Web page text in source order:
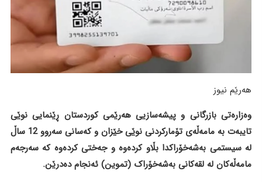
هەرێم نیوز
وەزارەتی بازرگانی و پیشەسازیی هەرێمی کوردستان ڕێنمایی نوێی
تایبەت بە مامەڵەی تۆمارکردنی نوێی خێزان و کەسانی سەروو 12 ساڵ
لە سیستمی بەشەخۆراکدا بڵاو کردەوە و جەختی کردەوە کە سەرجەم
مامەڵەکان لە لقەکانی بەشەخۆراک (تموین) ئەنجام دەدرێن.